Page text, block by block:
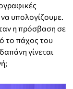
υπολογίζουμε.
η πρόσβαση σε
το πάχος του
γίνεται